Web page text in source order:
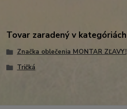
Tovar zaradený v kategóriách
Značka oblečenia MONTAR ZĽAVY!
Tričká